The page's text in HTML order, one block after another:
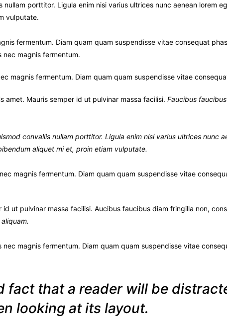
nullam porttitor. Ligula enim nisi varius ultrices nunc aenean lorem
vulputate.
fermentum. Diam quam quam suspendisse vitae consequat
nec magnis fermentum.
magnis fermentum. Diam quam quam suspendisse vitae
amet. Mauris semper id ut pulvinar massa facilisi. Faucibus
convallis nullam porttitor. Ligula enim nisi varius ultrices nunc
aliquet mi et, proin etiam vulputate.
magnis fermentum. Diam quam quam suspendisse vitae
ut pulvinar massa facilisi. Aucibus faucibus diam fringilla non,
magnis fermentum. Diam quam quam suspendisse vitae
fact that a reader will be
looking at its layout.